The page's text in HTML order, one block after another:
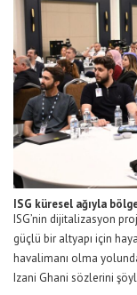
ISG küresel ağıyla
ISG’nin dijitalizasyon
güçlü bir altyapı için
havalimanı olma
Izani Ghani sözlerini